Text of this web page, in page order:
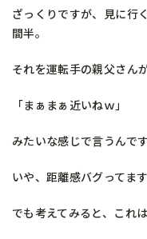
ざっくりですが、見に行
間半。
それを運転手の親父さんが
「まぁまぁ近いねｗ」
みたいな感じで言うんです
いや、距離感バグってま
でも考えてみると、これ